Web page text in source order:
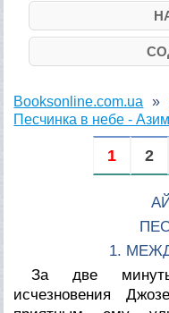
Booksonline.com.ua
Песчинка в небе -
1 2
1.
За две
исчезновения